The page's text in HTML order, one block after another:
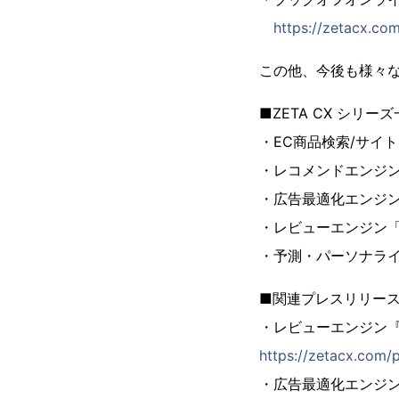
https://
この他、今後も様々
■ZETA CX シリーズ
・EC商品検索/サイ
・レコメンドエンジ
・広告最適化エンジ
・レビューエンジン
・予測・パーソナラ
■関連プレスリリー
・レビューエンジン
https://zetacx.com/
・広告最適化エンジ